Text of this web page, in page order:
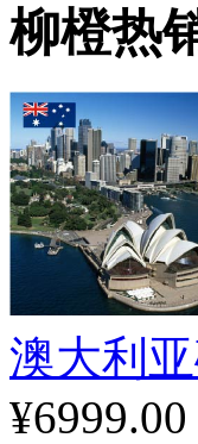
柳橙热
澳大利
¥6999.00